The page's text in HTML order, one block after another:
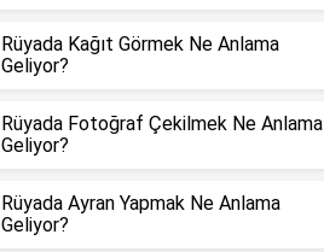
Rüyada Kağıt Görmek Ne Anlama
Geliyor?
Rüyada Fotoğraf Çekilmek Ne Anlama
Geliyor?
Rüyada Ayran Yapmak Ne Anlama
Geliyor?